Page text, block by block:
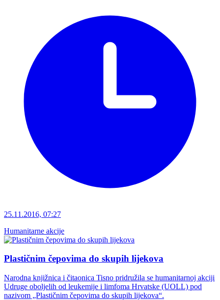
25.11.2016, 07:27
Humanitarne akcije
Plastičnim čepovima do skupih lijekova
Narodna knjižnica i čitaonica Tisno pridružila se humanitarnoj akciji
Udruge oboljelih od leukemije i limfoma Hrvatske (UOLL) pod
nazivom „Plastičnim čepovima do skupih lijekova“.